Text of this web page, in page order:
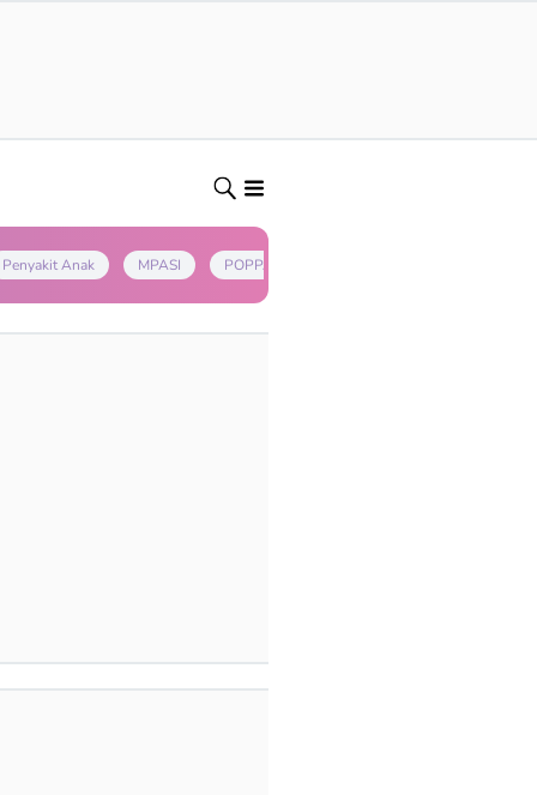
Penyakit Anak MPASI POPPAPA